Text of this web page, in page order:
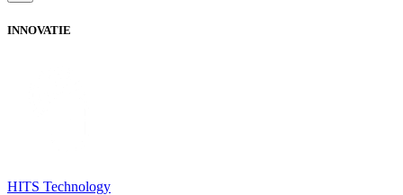
INNOVATIE
HITS Technology